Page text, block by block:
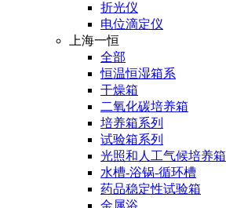
折光仪
电位滴定仪
上海一恒
全部
恒温恒湿箱系
干燥箱
二氧化碳培养箱
培养箱系列
试验箱系列
光照和人工气候培养箱
水槽-浴锅-循环槽
药品稳定性试验箱
金属浴